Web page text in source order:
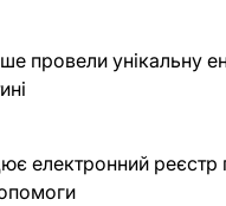
провели унікальну
електронний реєстр